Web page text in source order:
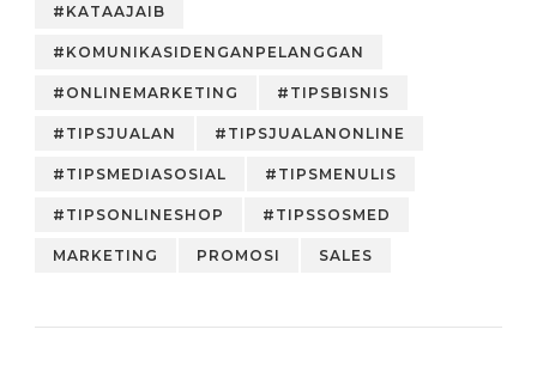
yang
Menarik
#KATAAJAIB
#KOMUNIKASIDENGANPELANGGAN
#ONLINEMARKETING #TIPSBISNIS
#TIPSJUALAN #TIPSJUALANONLINE
#TIPSMEDIASOSIAL #TIPSMENULIS
#TIPSONLINESHOP #TIPSSOSMED
MARKETING PROMOSI SALES